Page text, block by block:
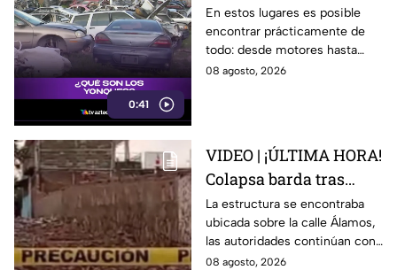
0:41
lugar ideal para los
automovilistas
En estos lugares es posible
encontrar prácticamente de
todo: desde motores hasta
transmisores.
08 agosto, 2026
VIDEO | ¡ÚLTIMA HORA!
Colapsa barda tras
intensa lluvia en León;
¿hay personas
lesionadas?
La estructura se encontraba
ubicada sobre la calle Álamos,
las autoridades continúan con
las investigaciones.
08 agosto, 2026